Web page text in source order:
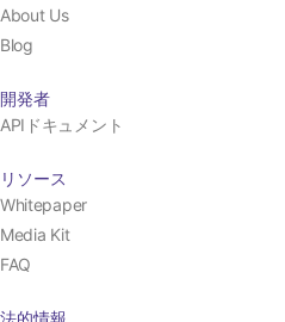
About Us
Blog
開発者
APIドキュメント
リソース
Whitepaper
Media Kit
FAQ
法的情報